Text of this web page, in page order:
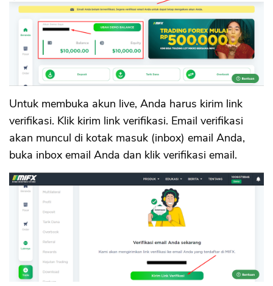
Untuk membuka akun live, Anda harus kirim link
verifikasi. Klik kirim link verifikasi. Email verifikasi
akan muncul di kotak masuk (inbox) email Anda,
buka inbox email Anda dan klik verifikasi email.